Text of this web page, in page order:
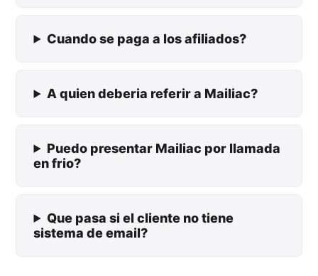
Cuando se paga a los afiliados?
A quien deberia referir a Mailiac?
Puedo presentar Mailiac por llamada
en frio?
Que pasa si el cliente no tiene
sistema de email?